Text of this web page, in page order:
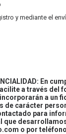
y mediante el
En
a través del
a un
de carácter
para
o por